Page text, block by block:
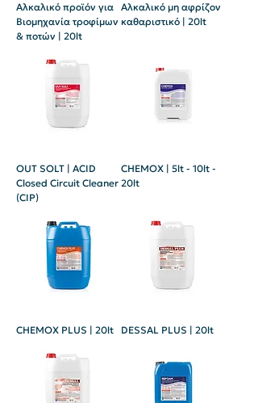
Αλκαλικό προϊόν για
Βιομηχανία τροφίμων
& ποτών | 20lt
Αλκαλικό μη αφρίζον
καθαριστικό | 20lt
OUT SOLT | ACID
Closed Circuit Cleaner
(CIP)
CHEMOX | 5lt - 10lt -
20lt
CHEMOX PLUS | 20lt DESSAL PLUS | 20lt